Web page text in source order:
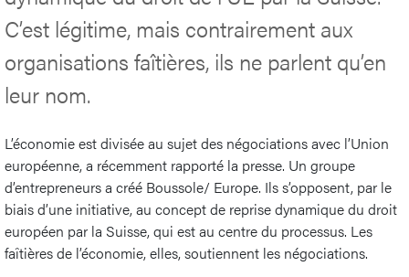
C’est légitime, mais contrairement aux
organisations faîtières, ils ne parlent qu’en
leur nom.
L’économie est divisée au sujet des négociations avec l’Union
européenne, a récemment rapporté la presse. Un groupe
d’entrepreneurs a créé Boussole/ Europe. Ils s’opposent, par le
biais d’une initiative, au concept de reprise dynamique du droit
européen par la Suisse, qui est au centre du processus. Les
faîtières de l’économie, elles, soutiennent les négociations.